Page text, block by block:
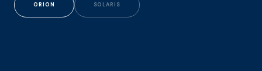
ORION SOLARIS